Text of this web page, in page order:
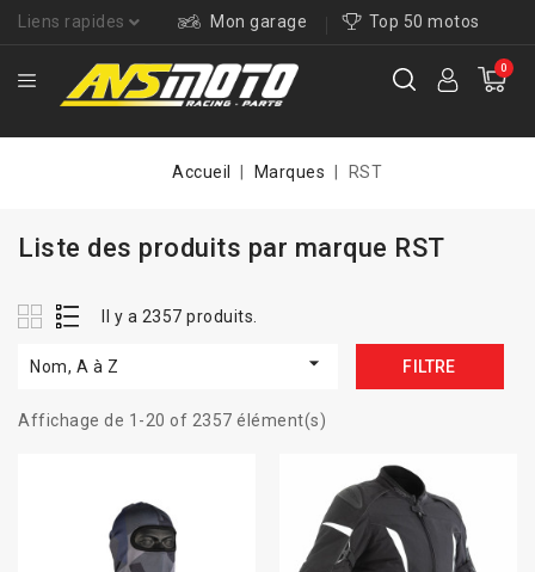
Liens rapides Mon garage Top 50 motos
0
Accueil Marques RST
Liste des produits par marque RST
Il y a 2357 produits.
Nom, A à Z  FILTRE
Affichage de 1-20 of 2357 élément(s)